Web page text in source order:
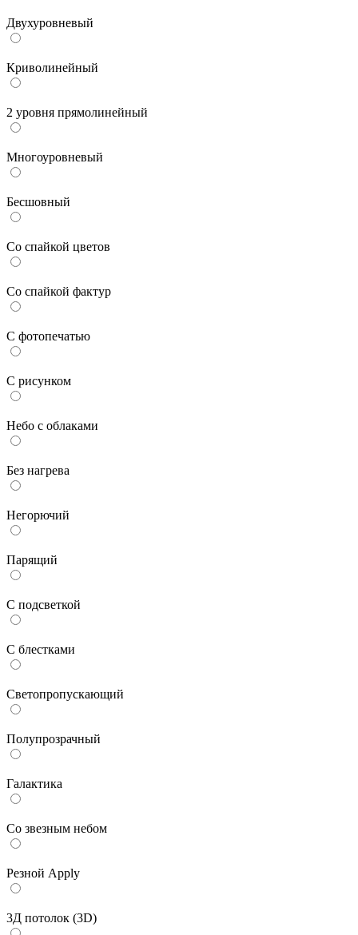
Двухуровневый
Криволинейный
2 уровня прямолинейный
Многоуровневый
Бесшовный
Со спайкой цветов
Со спайкой фактур
С фотопечатью
С рисунком
Небо с облаками
Без нагрева
Негорючий
Парящий
С подсветкой
С блестками
Светопропускающий
Полупрозрачный
Галактика
Со звезным небом
Резной Apply
3Д потолок (3D)